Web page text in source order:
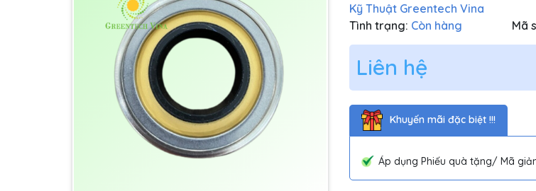
Kỹ Thuật Greentech Vina
Tình trạng: Còn hàng Mã
Liên hệ
Khuyến mãi đặc biệt !!!
Áp dụng Phiếu quà tặng/ Mã